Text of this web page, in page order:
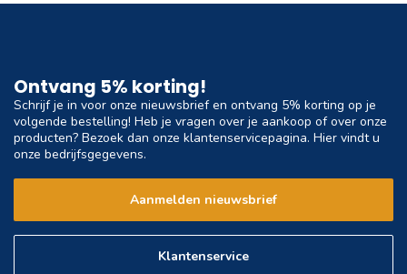
Ontvang 5% korting!
Schrijf je in voor onze nieuwsbrief en ontvang 5% korting op je
volgende bestelling! Heb je vragen over je aankoop of over onze
producten? Bezoek dan onze klantenservicepagina. Hier vindt u
onze bedrijfsgegevens.
Aanmelden nieuwsbrief
Klantenservice